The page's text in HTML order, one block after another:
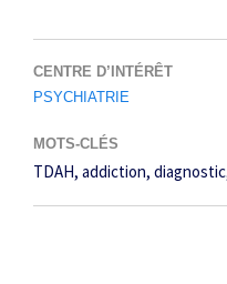
CENTRE D’INTÉRÊT
PSYCHIATRIE
MOTS-CLÉS
TDAH addiction diagnostic